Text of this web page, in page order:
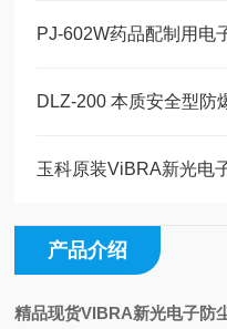
产品介绍
精品现货VIBRA新光电子防